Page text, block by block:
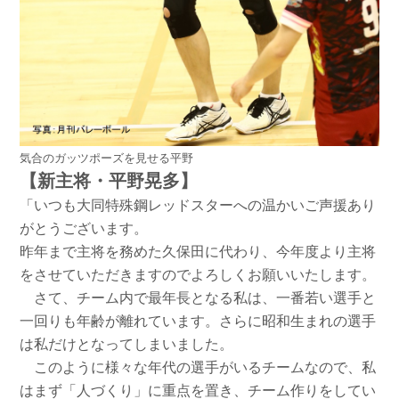
気合のガッツポーズを見せる平野
【新主将・平野晃多】
「いつも大同特殊鋼レッドスターへの温かいご声援あり
がとうございます。
昨年まで主将を務めた久保田に代わり、今年度より主将
をさせていただきますのでよろしくお願いいたします。
さて、チーム内で最年長となる私は、一番若い選手と
一回りも年齢が離れています。さらに昭和生まれの選手
は私だけとなってしまいました。
このように様々な年代の選手がいるチームなので、私
はまず「人づくり」に重点を置き、チーム作りをしてい